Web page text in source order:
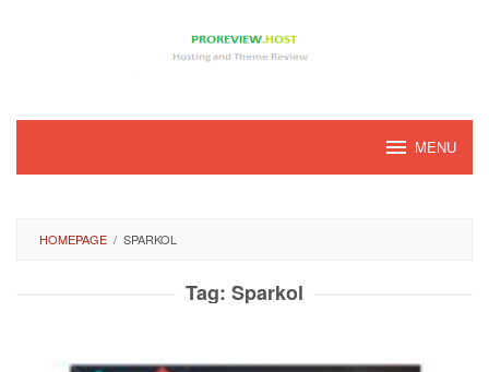
MENU
HOMEPAGE / SPARKOL
Tag: Sparkol